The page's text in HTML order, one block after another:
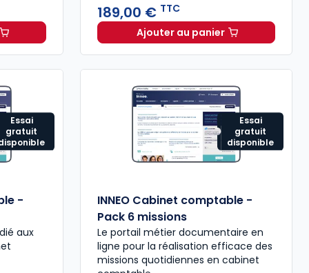
comptable - Missions comptables et fiscales à 99,08
189,00 € TTC
Ajouter au panierMémento Intégration
Essai
gratuit
-
aux
Essai
gratuit
disponible
INNEO Cabinet comptable -
Pack 6 missions
Le portail métier documentaire en
ligne pour la réalisation efficace des
missions quotidiennes en cabinet